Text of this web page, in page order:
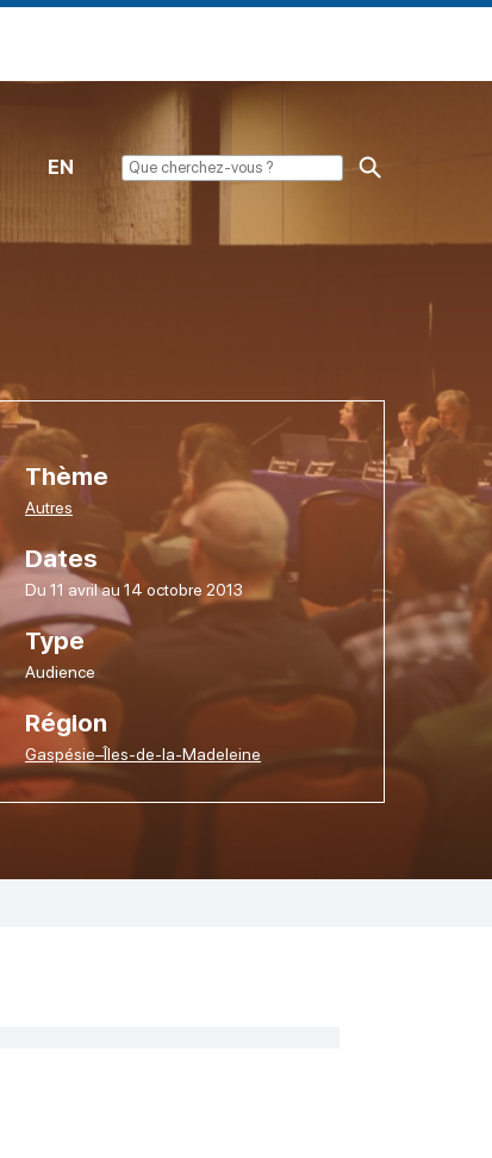
EN
Thème
Autres
Dates
Du 11 avril au 14 octobre 2013
Type
Audience
Région
Gaspésie–Îles-de-la-Madeleine